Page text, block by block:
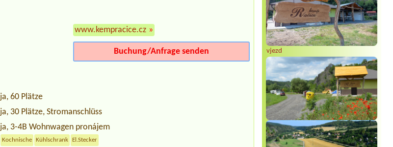
Termin ab 2026-08-12 |Stanové
tábořiště Petrův palouk
1, 2 dospělý+ 2 děti 1, 2 dospělý +2
dwti
vjezd
www.kempracice.cz »
Buchung/Anfrage senden
ja, 60 Plätze
ja, 30 Plätze, Stromanschlüss
ja, 3-4B Wohnwagen pronájem
Kochnische Kühlschrank El.Stecker